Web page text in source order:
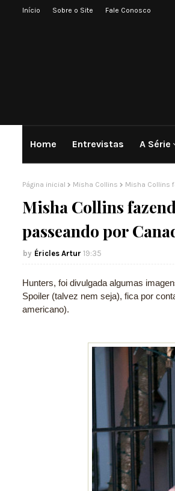
Início Sobre o Site Fale Conosco
Home Entrevistas A Série
Página inicial Misha Collins Misha Collins
Misha Collins
passeando por
Éricles Artur 19:35
Hunters, foi divulgada algumas
Spoiler (talvez nem seja), fica por
americano).